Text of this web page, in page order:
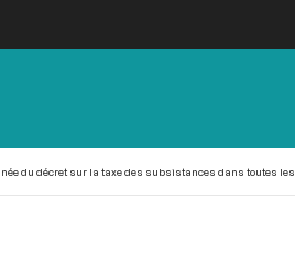
du décret sur la taxe des subsistances dans toutes